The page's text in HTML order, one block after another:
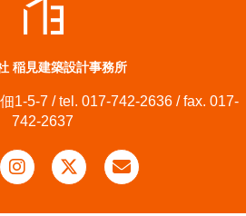
稲見建築設計事務所
1-5-7 / tel. 017-742-2636 / fax. 017-
742-2637